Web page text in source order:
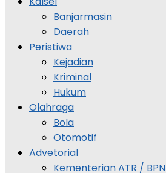
Banjarmasin
Daerah
Peristiwa
Kejadian
Kriminal
Hukum
Olahraga
Bola
Otomotif
Advetorial
Kementerian ATR / BPN